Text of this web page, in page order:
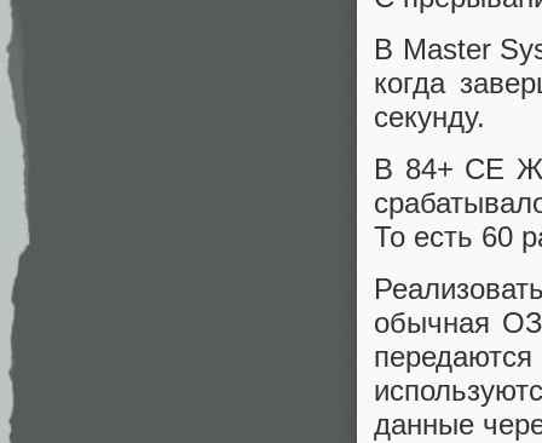
В Master
когда
секунду.
В 84+ CE
То есть 60
обычная
данные